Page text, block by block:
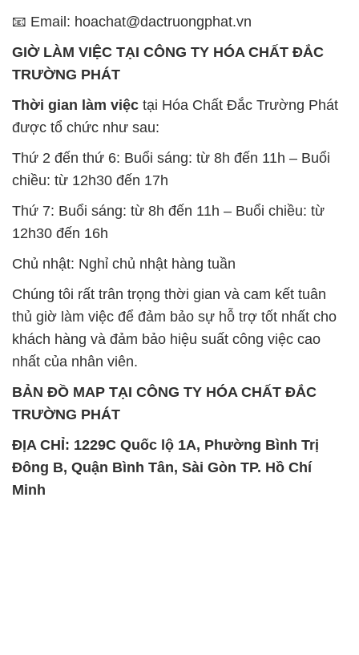
📧 Email: hoachat@dactruongphat.vn
GIỜ LÀM VIỆC TẠI CÔNG TY HÓA CHẤT ĐẮC
TRƯỜNG PHÁT
Thời gian làm việc tại Hóa Chất Đắc Trường Phát
được tổ chức như sau:
Thứ 2 đến thứ 6: Buổi sáng: từ 8h đến 11h – Buổi
chiều: từ 12h30 đến 17h
Thứ 7: Buổi sáng: từ 8h đến 11h – Buổi chiều: từ
12h30 đến 16h
Chủ nhật: Nghỉ chủ nhật hàng tuần
Chúng tôi rất trân trọng thời gian và cam kết tuân
thủ giờ làm việc để đảm bảo sự hỗ trợ tốt nhất cho
khách hàng và đảm bảo hiệu suất công việc cao
nhất của nhân viên.
BẢN ĐỒ MAP TẠI CÔNG TY HÓA CHẤT ĐẮC
TRƯỜNG PHÁT
ĐỊA CHỈ: 1229C Quốc lộ 1A, Phường Bình Trị
Đông B, Quận Bình Tân, Sài Gòn TP. Hồ Chí
Minh